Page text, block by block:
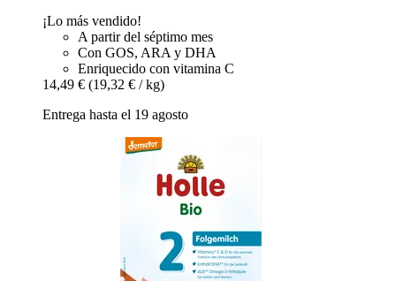
¡Lo más vendido!
A partir del séptimo mes
Con GOS, ARA y DHA
Enriquecido con vitamina C
14,49 € (19,32 € / kg)
Entrega hasta el 19 agosto